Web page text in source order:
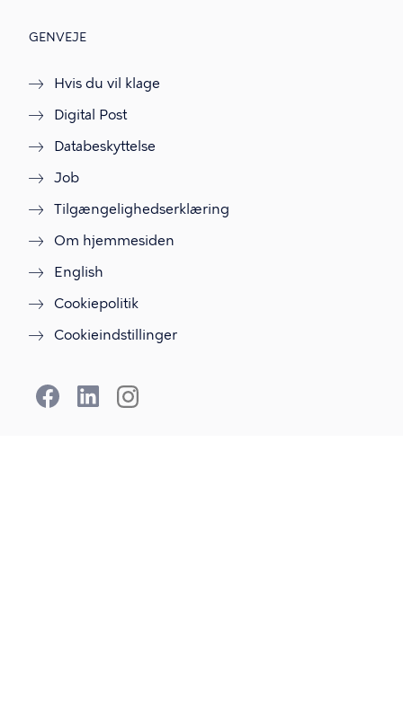
GENVEJE
Hvis du vil klage
Digital Post
Databeskyttelse
Job
Tilgængelighedserklæring
Om hjemmesiden
English
Cookiepolitik
Cookieindstillinger